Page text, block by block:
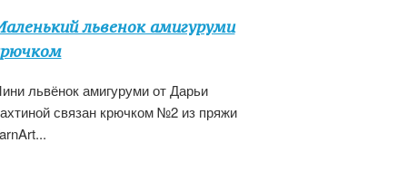
львенок амигуруми
львёнок амигуруми от Дарьи
связан крючком №2 из пряжи